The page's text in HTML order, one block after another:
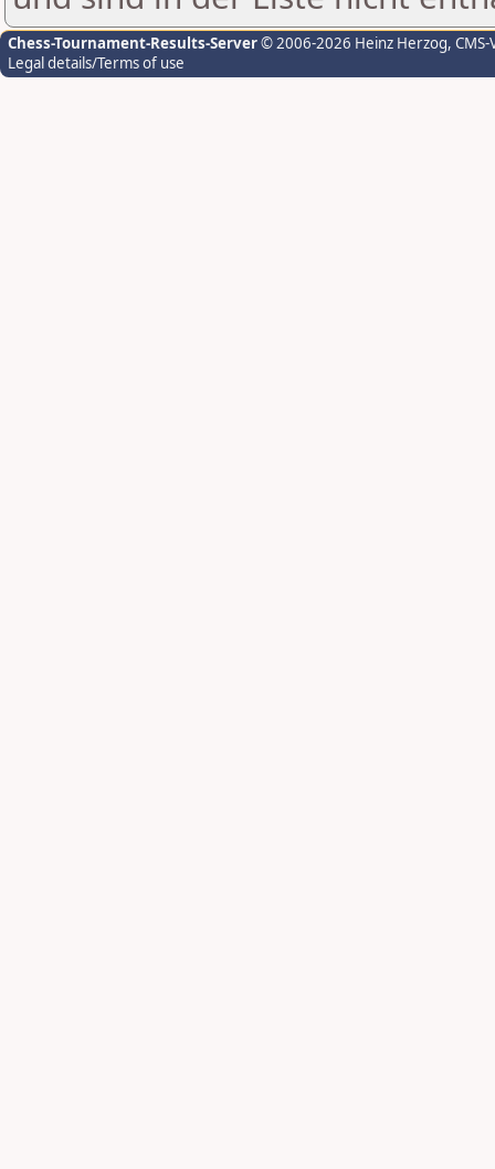
Chess-Tournament-Results-Server© 2006-2026 Heinz Herzog,
Legal details/Terms of use